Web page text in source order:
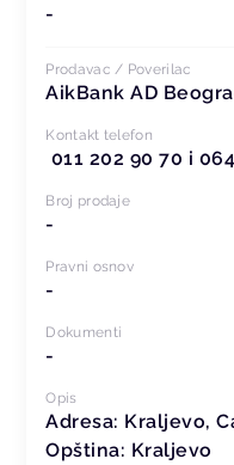
-
Prodavac / Poverilac
AikBank AD
Kontakt telefon
011 202 90 70 i
Broj prodaje
-
Pravni osnov
-
Dokumenti
-
Opis
Adresa: Kraljevo,
Opština: Kraljevo